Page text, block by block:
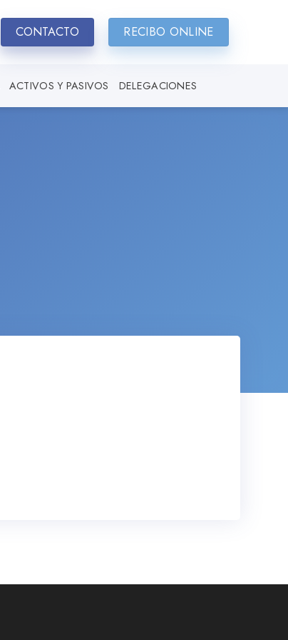
CONTACTO RECIBO ONLINE
ACTIVOS Y PASIVOS DELEGACIONES